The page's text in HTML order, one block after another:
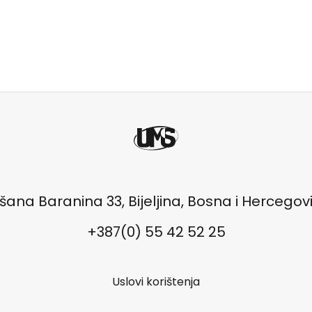
Baranina 33, Bijeljina, Bosna i
+387(0) 55 42 52 25
Uslovi korištenja